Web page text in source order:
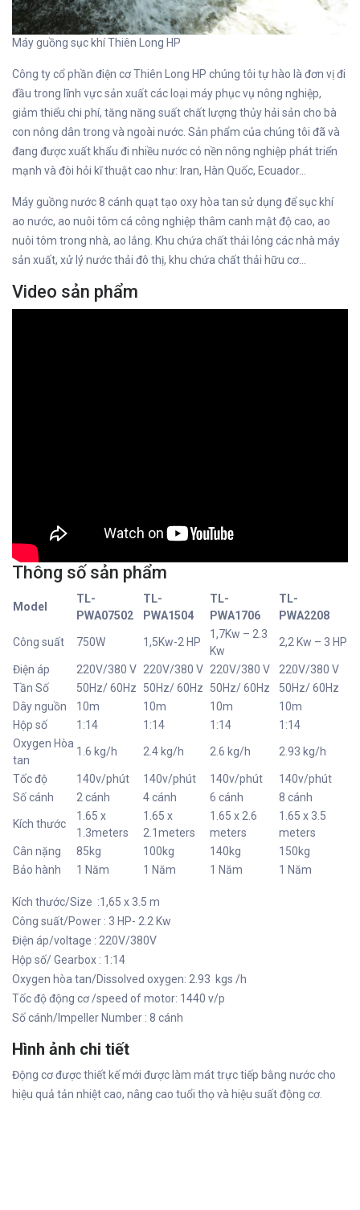
Máy guồng sục khí Thiên Long HP
Công ty cổ phần điện cơ Thiên Long HP chúng tôi tự hào là đơn vị đi
đầu trong lĩnh vực sản xuất các loại máy phục vụ nông nghiệp,
giảm thiểu chi phí, tăng năng suất chất lượng thủy hải sản cho bà
con nông dân trong và ngoài nước. Sản phẩm của chúng tôi đã và
đang được xuất khẩu đi nhiều nước có nền nông nghiệp phát triển
mạnh và đòi hỏi kĩ thuật cao như: Iran, Hàn Quốc, Ecuador…
Máy guồng nước 8 cánh quạt tạo oxy hòa tan sử dụng để sục khí
ao nước, ao nuôi tôm cá công nghiệp thâm canh mật độ cao, ao
nuôi tôm trong nhà, ao lắng. Khu chứa chất thải lỏng các nhà máy
sản xuất, xử lý nước thải đô thị, khu chứa chất thải hữu cơ…
Video sản phẩm
Thông số sản phẩm
Model
TL-
PWA07502
TL-
PWA1504
TL-
PWA1706
TL-
PWA2208
Công suất 750W 1,5Kw-2 HP
1,7Kw – 2.3
Kw
2,2 Kw – 3 HP
Điện áp 220V/380 V 220V/380 V 220V/380 V
220V/380 V
Tần Số
50Hz/ 60Hz 50Hz/ 60Hz 50Hz/ 60Hz
50Hz/ 60Hz
Dây nguồn
10m 10m 10m
10m
Hộp số
1:14 1:14 1:14
1:14
Oxygen Hòa
tan
1.6 kg/h 2.4 kg/h 2.6 kg/h 2.93 kg/h
Tốc độ 140v/phút 140v/phút 140v/phút
140v/phút
Số cánh
2 cánh 4 cánh 6 cánh 8 cánh
Kích thước
1.65 x
1.3meters
1.65 x
2.1meters
1.65 x 2.6
meters
1.65 x 3.5
meters
Cân nặng
85kg 100kg 140kg
150kg
Bảo hành
1 Năm 1 Năm 1 Năm 1 Năm
Kích thước/Size :1,65 x 3.5 m
Công suất/Power : 3 HP- 2.2 Kw
Điện áp/voltage : 220V/380V
Hộp số/ Gearbox : 1:14
Oxygen hòa tan/Dissolved oxygen: 2.93 kgs /h
Tốc độ động cơ /speed of motor: 1440 v/p
Số cánh/Impeller Number : 8 cánh
Hình ảnh chi tiết
Động cơ được thiết kế mới được làm mát trực tiếp bằng nước cho
hiệu quả tản nhiệt cao, nâng cao tuổi thọ và hiệu suất động cơ.